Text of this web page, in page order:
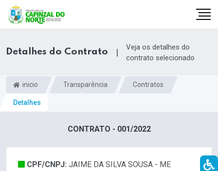
Detalhes do Contrato |
Veja os detalhes do
contrato selecionado
inicio Transparência Contratos
Detalhes
CONTRATO - 001/2022
CPF/CNPJ: JAIME DA SILVA SOUSA - ME